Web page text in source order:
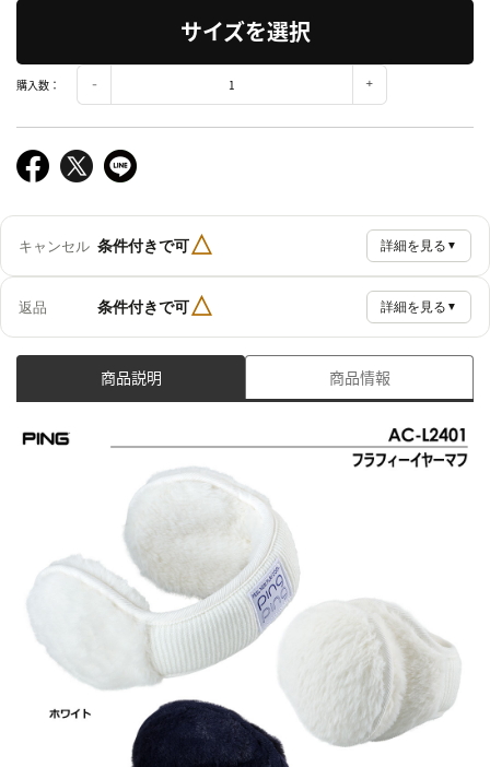
サイズを選択
購入数：
キャンセル 条件付きで可△ 詳細を見る ▼
返品 条件付きで可△ 詳細を見る ▼
商品説明 商品情報